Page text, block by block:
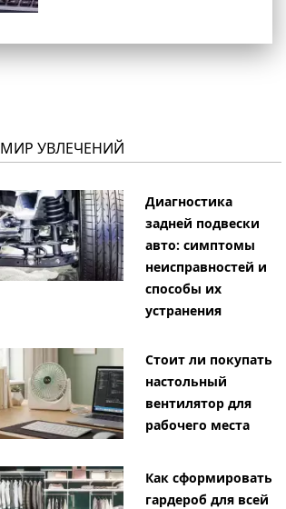
МИР УВЛЕЧЕНИЙ
Диагностика
задней подвески
авто: симптомы
неисправностей и
способы их
устранения
Стоит ли покупать
настольный
вентилятор для
рабочего места
Как сформировать
гардероб для всей